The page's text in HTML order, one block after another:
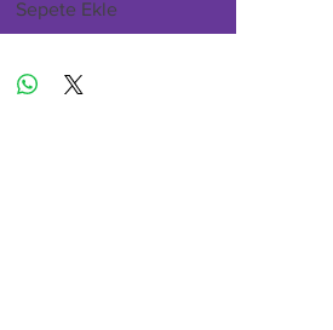
Sepete Ekle